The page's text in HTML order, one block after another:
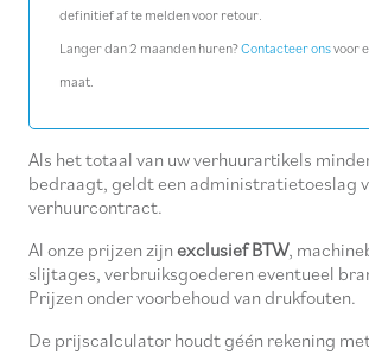
aantal
definitief af te melden voor retour.
Langer dan 2 maanden huren?Contacteer onsvoor
maat.
Als het totaal van uw verhuurartikels
bedraagt, geldt een administratietoeslag
verhuurcontract.
Al onze prijzen zijn exclusief BTW,
slijtages, verbruiksgoederen eventueel
Prijzen onder voorbehoud van drukfouten.
De prijscalculator houdt géén rekening